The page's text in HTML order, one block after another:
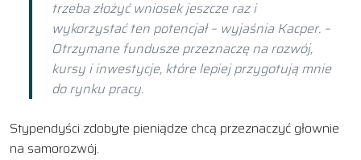
trzeba złożyć wniosek jeszcze raz i
wykorzystać ten potencjał – wyjaśnia Kacper. –
Otrzymane fundusze przeznaczę na rozwój,
kursy i inwestycje, które lepiej przygotują mnie
do rynku pracy.
Stypendyści zdobyte pieniądze chcą przeznaczyć głownie
na samorozwój.